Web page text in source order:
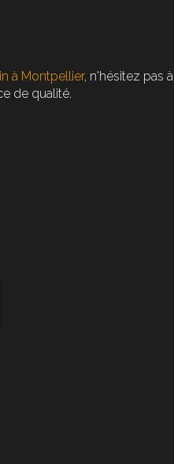
à Montpellier, n'hésitez pas à
de qualité.